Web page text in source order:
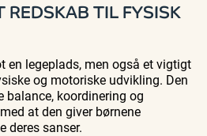
TIL FYSISK
en legeplads, men også et vigtigt
og motoriske udvikling. Den
balance, koordinering og
at den giver børnene
deres sanser.